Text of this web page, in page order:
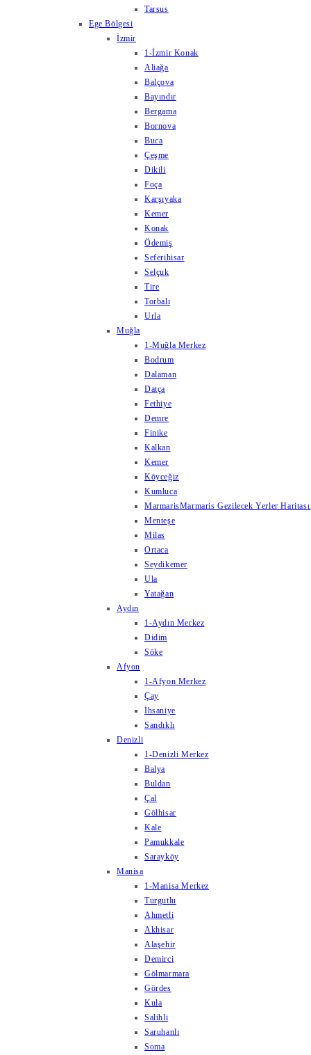
Tarsus
Ege Bölgesi
İzmir
1-İzmir Konak
Aliağa
Balçova
Bayındır
Bergama
Bornova
Buca
Çeşme
Dikili
Foça
Karşıyaka
Kemer
Konak
Ödemiş
Seferihisar
Selçuk
Tire
Torbalı
Urla
Muğla
1-Muğla Merkez
Bodrum
Dalaman
Datça
Fethiye
Demre
Finike
Kalkan
Kemer
Köyceğiz
Kumluca
MarmarisMarmaris Gezilecek Yerler
Menteşe
Milas
Ortaca
Seydikemer
Ula
Yatağan
Aydın
1-Aydın Merkez
Didim
Söke
Afyon
1-Afyon Merkez
Çay
İhsaniye
Sandıklı
Denizli
1-Denizli Merkez
Balya
Buldan
Çal
Gölhisar
Kale
Pamukkale
Sarayköy
Manisa
1-Manisa Merkez
Turgutlu
Ahmetli
Akhisar
Alaşehir
Demirci
Gölmarmara
Gördes
Kula
Salihli
Saruhanlı
Soma